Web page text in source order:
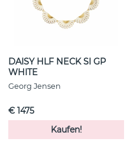
DAISY HLF NECK SI GP
WHITE
Georg Jensen
€ 1475
Kaufen!